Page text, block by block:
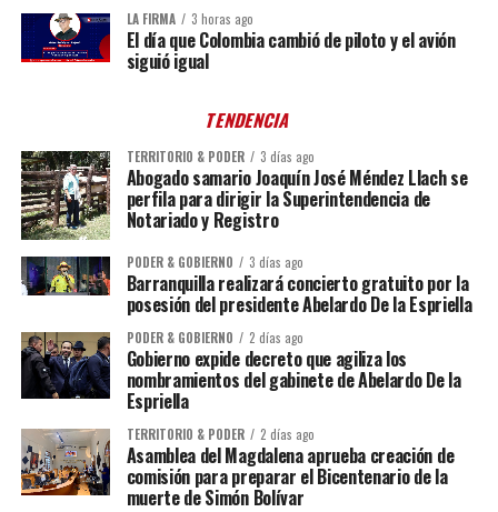
LA FIRMA 3 horas ago
El día que Colombia cambió de piloto y el avión
siguió igual
TENDENCIA
TERRITORIO & PODER 3 días ago
Abogado samario Joaquín José Méndez Llach se
perfila para dirigir la Superintendencia de
Notariado y Registro
PODER & GOBIERNO 3 días ago
Barranquilla realizará concierto gratuito por la
posesión del presidente Abelardo De la Espriella
PODER & GOBIERNO 2 días ago
Gobierno expide decreto que agiliza los
nombramientos del gabinete de Abelardo De la
Espriella
TERRITORIO & PODER 2 días ago
Asamblea del Magdalena aprueba creación de
comisión para preparar el Bicentenario de la
muerte de Simón Bolívar